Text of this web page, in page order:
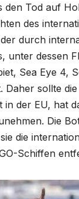
den Tod auf
des
durch
unter dessen
Sea Eye 4,
Daher sollte
der EU, hat
Die
die
Schiffen